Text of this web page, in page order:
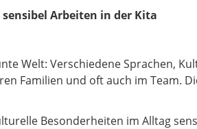
Arbeiten in der Kita
Welt: Verschiedene Sprachen,
Familien und oft auch im Team.
Besonderheiten im Alltag